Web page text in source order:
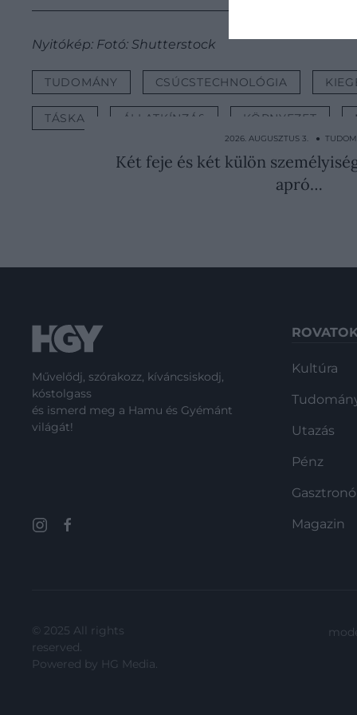
Nyitókép: Fotó: Shutterstock
TUDOMÁNY CSÚCSTECHNOLÓGIA
TÁSKA ÁLLATKÍNZÁS KÖRNYEZET
2026. AUGUSZTUS 3. ●
Két feje és két külön
apró…
Művelődj, szórakozz, kíváncsiskodj,
kóstolgass
és ismerd meg a Hamu és Gyémánt
világát!
Kultúra
Utazás
Pénz
Magazin
© 2025 All rights
reserved.
Powered by HG Media.